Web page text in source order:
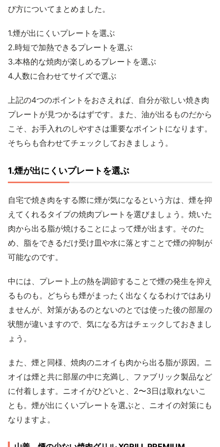
び方についてまとめました。
1.煙が出にくいプレートを選ぶ
2.時短で加熱できるプレートを選ぶ
3.本格的な焼肉が楽しめるプレートを選ぶ
4.人数に合わせてサイズで選ぶ
上記の4つのポイントをおさえれば、自分が欲しい焼き肉
プレートが見つかるはずです。また、油が出るものだから
こそ、お手入れのしやすさは重要なポイントになります。
そちらも合わせてチェックしておきましょう。
1.煙が出にくいプレートを選ぶ
自宅で焼き肉をする際に煙が気になるという方は、煙を抑
えてくれるタイプの焼肉プレートを選びましょう。焼いた
肉から出る脂が焼けることによって煙が出ます。そのた
め、脂をできるだけ受け皿や水に落とすことで煙の抑制が
可能なのです。
中には、プレート上の熱を調節することで煙の発生を抑え
るものも。どちらも煙がまったく出なくなるわけではあり
ませんが、対策があるのとないのとでは使った後の部屋の
状態が違いますので、気になる方はチェックしておきまし
ょう。
また、煙と同様、焼肉のニオイも肉から出る脂が原因。ニ
オイは煙と共に部屋の中に充満し、ファブリック製品など
に付着します。ニオイがひどいと、2〜3日は取れないこ
とも。煙が出にくいプレートを選ぶと、ニオイの対策にも
なりますよ。